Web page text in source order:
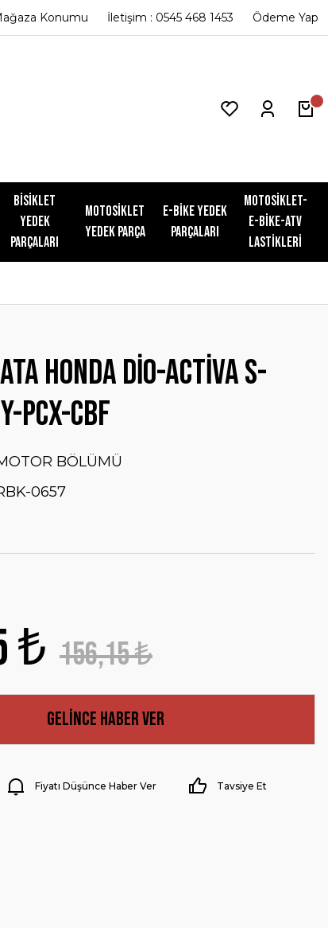
Konumu İletişim : 0545 468 1453 Ödeme Yap
Bisiklet
Yedek
Parçaları
Motosiklet
Yedek Parça
E-Bike Yedek
Parçaları
Motosiklet-
E-Bike-ATV
Lastikleri
HONDA DİO-ACTİVA S-
PCX-CBF
BÖLÜMÜ
0657
₺ 156,15 ₺
Gelince Haber Ver
Fiyatı Düşünce Haber Ver Tavsiye Et